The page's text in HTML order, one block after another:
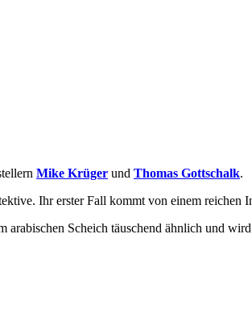
Mike Krüger und Thomas Gottschalk.
Ihr erster Fall kommt von einem reichen
Scheich täuschend ähnlich und